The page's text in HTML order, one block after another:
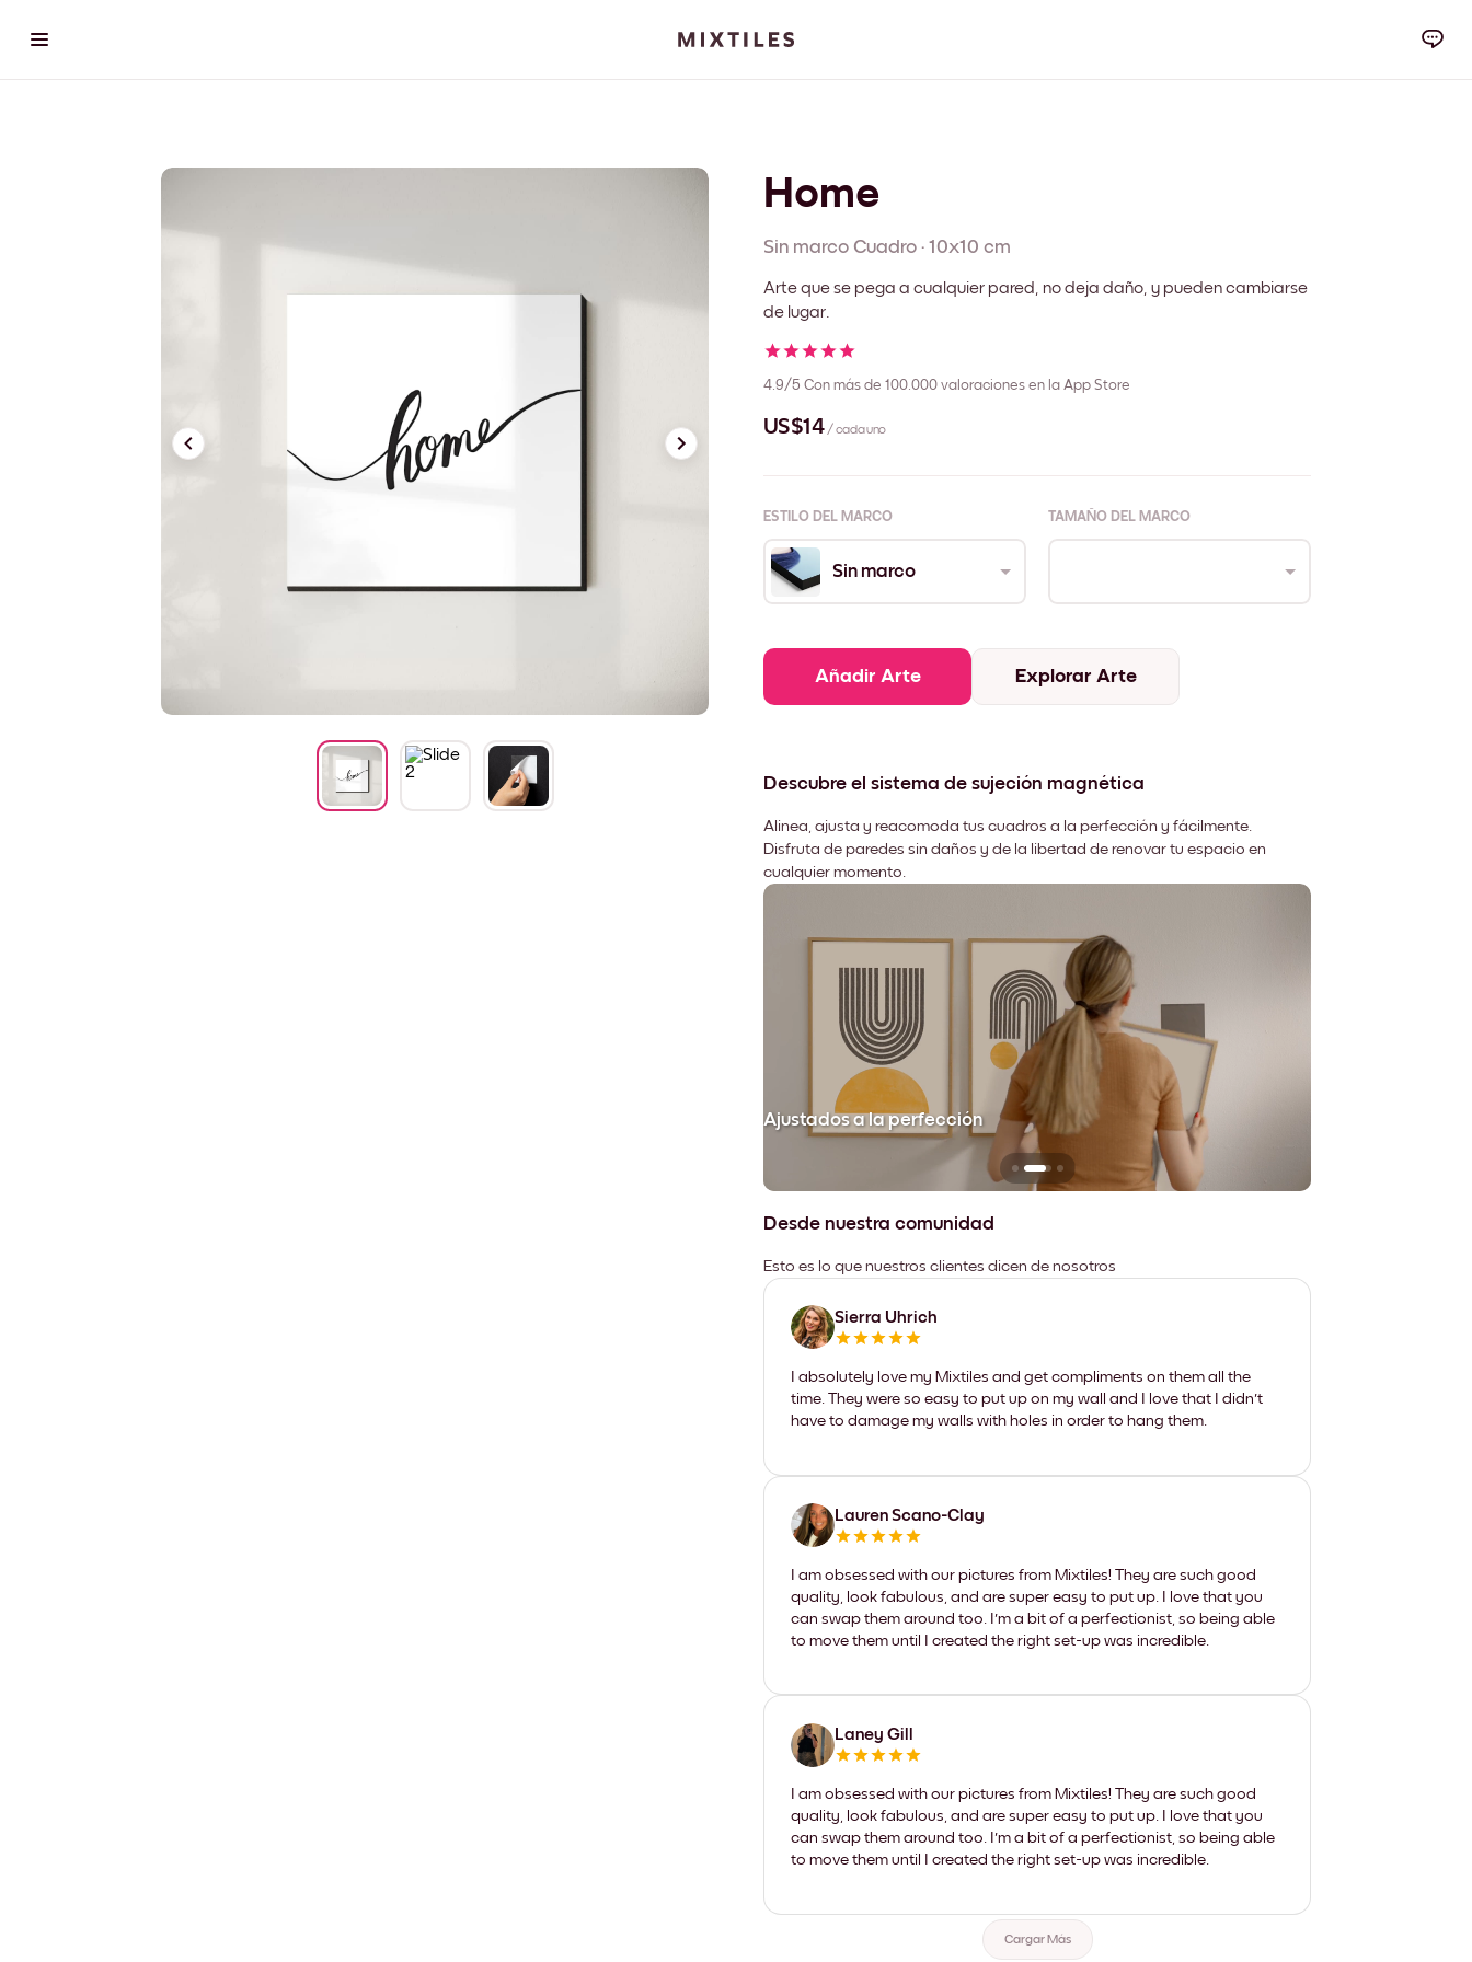
Home
Sin marco Cuadro · 10x10 cm
Arte que se pega a cualquier pared, no deja daño, y pueden cambiarse
de lugar.
4.9/5 Con más de 100.000 valoraciones en la App Store
US$14 / cada uno
ESTILO DEL MARCO TAMAÑO DEL MARCO
Sin marco
Añadir Arte Explorar Arte
Descubre el sistema de sujeción magnética
Alinea, ajusta y reacomoda tus cuadros a la perfección y fácilmente.
Disfruta de paredes sin daños y de la libertad de renovar tu espacio en
cualquier momento.
Ajustados a la perfección
Desde nuestra comunidad
Esto es lo que nuestros clientes dicen de nosotros
Sierra Uhrich
I absolutely love my Mixtiles and get compliments on them all the
time. They were so easy to put up on my wall and I love that I didn't
have to damage my walls with holes in order to hang them.
Lauren Scano-Clay
I am obsessed with our pictures from Mixtiles! They are such good
quality, look fabulous, and are super easy to put up. I love that you
can swap them around too. I'm a bit of a perfectionist, so being able
to move them until I created the right set-up was incredible.
Laney Gill
I am obsessed with our pictures from Mixtiles! They are such good
quality, look fabulous, and are super easy to put up. I love that you
can swap them around too. I'm a bit of a perfectionist, so being able
to move them until I created the right set-up was incredible.
Cargar Más